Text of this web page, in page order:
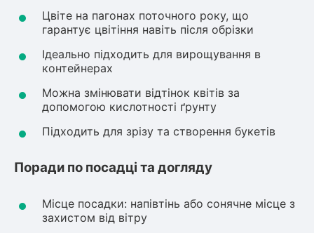
Плющ
Клематіс
Цвіте на пагонах поточного року, що
гарантує цвітіння навіть після обрізки
Ідеально підходить для вирощування в
контейнерах
Можна змінювати відтінок квітів за
допомогою кислотності ґрунту
Підходить для зрізу та створення букетів
Поради по посадці та догляду
Місце посадки: напівтінь або сонячне місце з
захистом від вітру